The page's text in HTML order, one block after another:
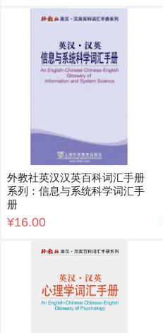
外教社英汉汉英百科词汇手册
系列：信息与系统科学词汇手
册
¥16.00